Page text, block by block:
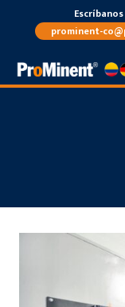
contenido
prominent-